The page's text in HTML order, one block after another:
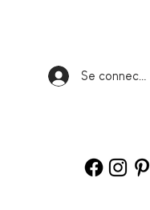
Se connecter